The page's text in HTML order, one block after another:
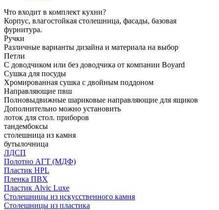
Что входит в комплект кухни?
Корпус, влагостойкая столешница, фасады, базовая
фурнитура.
Ручки
Различные варианты дизайна и материала на выбор
Петли
С доводчиком или без доводчика от компании Boyard
Сушка для посуды
Хромированная сушка с двойным поддоном
Направляющие пвш
Полновыдвижные шариковые направляющие для ящиков
Дополнительно можно установить
лоток для стол. приборов
тандембоксы
столешница из камня
бутылочница
ЛДСП
Полотно АГТ (МДФ)
Пластик HPL
Пленка ПВХ
Пластик Alvic Luxe
Столешницы из искусственного камня
Столешницы из пластика